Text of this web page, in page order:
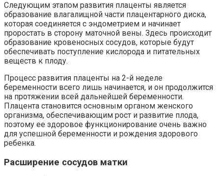
Следующим этапом развития плаценты является
образование влагалищной части плацентарного диска,
которая соединяется с эндометрием и начинает
проростать в сторону маточной вены. Здесь происходит
образование кровеносных сосудов, которые будут
обеспечивать поступление кислорода и питательных
веществ к плоду.
Процесс развития плаценты на 2-й неделе
беременности всего лишь начинается, и он продолжится
на протяжении всей дальнейшей беременности.
Плацента становится основным органом женского
организма, обеспечивающим рост и развитие плода,
поэтому ее здоровое функционирование очень важно
для успешной беременности и рождения здорового
ребенка.
Расширение сосудов матки